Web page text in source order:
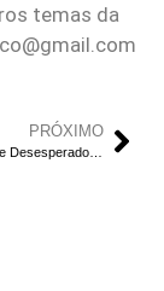
temas da
PRÓXIMO
Solteiros, Ilhados e Desesperados: Temporada 3 | Conheça os Novos Solteiros da “Ilha do Amor” da Netflix